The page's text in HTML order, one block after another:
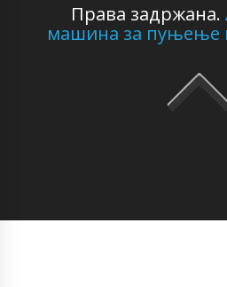
Права задржана.
машина за пуњење